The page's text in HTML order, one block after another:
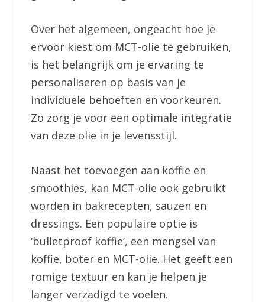
Over het algemeen, ongeacht hoe je
ervoor kiest om MCT-olie te gebruiken,
is het belangrijk om je ervaring te
personaliseren op basis van je
individuele behoeften en voorkeuren.
Zo zorg je voor een optimale integratie
van deze olie in je levensstijl.
Naast het toevoegen aan koffie en
smoothies, kan MCT-olie ook gebruikt
worden in bakrecepten, sauzen en
dressings. Een populaire optie is
‘bulletproof koffie’, een mengsel van
koffie, boter en MCT-olie. Het geeft een
romige textuur en kan je helpen je
langer verzadigd te voelen.